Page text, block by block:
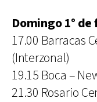
Domingo 1°
17.00 Barracas
(Interzonal)
19.15 Boca –
21.30 Rosario